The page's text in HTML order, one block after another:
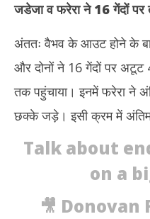
जडेजा व फरेरा ने 16 गेंदों
अंततः वैभव के आउट होने के
और दोनों ने 16 गेंदों पर अटूट
तक पहुंचाया। इनमें फरेरा ने
छक्के जड़े। इसी क्रम में
Talk about
on a
🎥